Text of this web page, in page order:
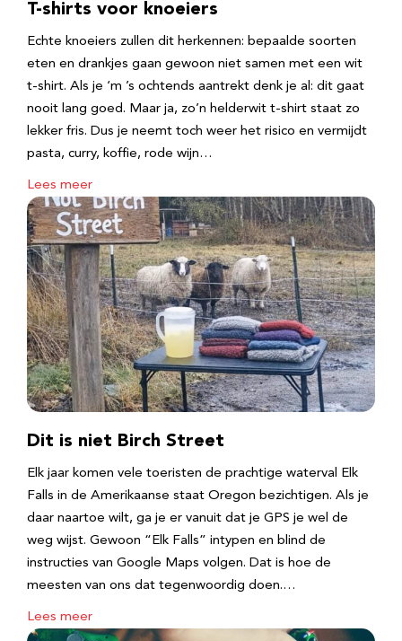
T-shirts voor knoeiers
Echte knoeiers zullen dit herkennen: bepaalde soorten
eten en drankjes gaan gewoon niet samen met een wit
t-shirt. Als je ‘m ’s ochtends aantrekt denk je al: dit gaat
nooit lang goed. Maar ja, zo’n helderwit t-shirt staat zo
lekker fris. Dus je neemt toch weer het risico en vermijdt
pasta, curry, koffie, rode wijn…
Lees meer
Dit is niet Birch Street
Elk jaar komen vele toeristen de prachtige waterval Elk
Falls in de Amerikaanse staat Oregon bezichtigen. Als je
daar naartoe wilt, ga je er vanuit dat je GPS je wel de
weg wijst. Gewoon “Elk Falls” intypen en blind de
instructies van Google Maps volgen. Dat is hoe de
meesten van ons dat tegenwoordig doen.…
Lees meer